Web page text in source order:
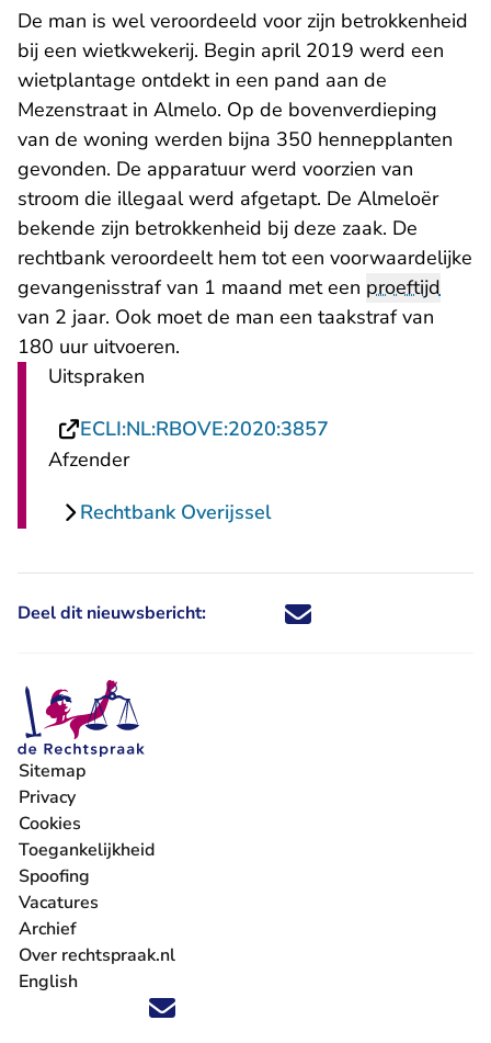
De man is wel veroordeeld voor zijn betrokkenheid
bij een wietkwekerij. Begin april 2019 werd een
wietplantage ontdekt in een pand aan de
Mezenstraat in Almelo. Op de bovenverdieping
van de woning werden bijna 350 hennepplanten
gevonden. De apparatuur werd voorzien van
stroom die illegaal werd afgetapt. De Almeloër
bekende zijn betrokkenheid bij deze zaak. De
rechtbank veroordeelt hem tot een voorwaardelijke
gevangenisstraf van 1 maand met een proeftijd
van 2 jaar. Ook moet de man een taakstraf van
180 uur uitvoeren.
Uitspraken
ECLI:NL:RBOVE:2020:3857
Afzender
Rechtbank Overijssel
Deel dit nieuwsbericht: Deel dit nieuwsbericht via X -
Deel dit nieuwsbericht via
Deel dit nieuwsbericht
Deel dit
Volg ons op X (Twitter) - U verlaat Rechtspraak.nl
Volg ons op Facebook - U verlaat Rechtspraak.nl
Volg ons op Instagram - U verlaat Rechtspraak.nl
Volg ons op Youtube - U verlaat Rechtspraak.nl
Volg ons op LinkedIn - U verlaat
'Blijf op de hoogte' nieuwsbrief - U verlaat
Sitemap
Privacy
Cookies
Toegankelijkheid
Spoofing
Vacatures
- U verlaat Rechtspraak.nl
Archief
Over rechtspraak.nl
English